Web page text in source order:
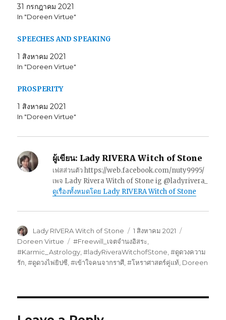
31 กรกฎาคม 2021
In "Doreen Virtue"
SPEECHES AND SPEAKING
1 สิงหาคม 2021
In "Doreen Virtue"
PROSPERITY
1 สิงหาคม 2021
In "Doreen Virtue"
ผู้เขียน: Lady RIVERA Witch of Stone
เฟสส่วนตัว https://web.facebook.com/nuty9995/
เพจ Lady Rivera Witch of Stone ig @ladyrivera_
ดูเรื่องทั้งหมดโดย Lady RIVERA Witch of Stone
ผู้
เขียน
Lady RIVERA Witch of Stone
เขียน
เมื่อ
1 สิงหาคม 2021
Doreen Virtue
ป้าย
กำกับ
#Freewill_เจตจำนงอิสระ
#Karmic_Astrology ,#ladyRiveraWitchofStone ,#ดูดวงความ
รัก ,#ดูดวงไพ่ยิปซี ,#เข้าใจคนจากราศี ,#โหราศาสตร์คู่แท้ Doreen